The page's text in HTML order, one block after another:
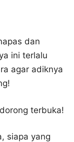
dan
ini terlalu
agar adiknya
terbuka!
siapa yang